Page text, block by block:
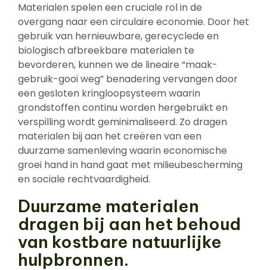
Materialen spelen een cruciale rol in de
overgang naar een circulaire economie. Door het
gebruik van hernieuwbare, gerecyclede en
biologisch afbreekbare materialen te
bevorderen, kunnen we de lineaire “maak-
gebruik-gooi weg” benadering vervangen door
een gesloten kringloopsysteem waarin
grondstoffen continu worden hergebruikt en
verspilling wordt geminimaliseerd. Zo dragen
materialen bij aan het creëren van een
duurzame samenleving waarin economische
groei hand in hand gaat met milieubescherming
en sociale rechtvaardigheid.
Duurzame materialen
dragen bij aan het behoud
van kostbare natuurlijke
hulpbronnen.